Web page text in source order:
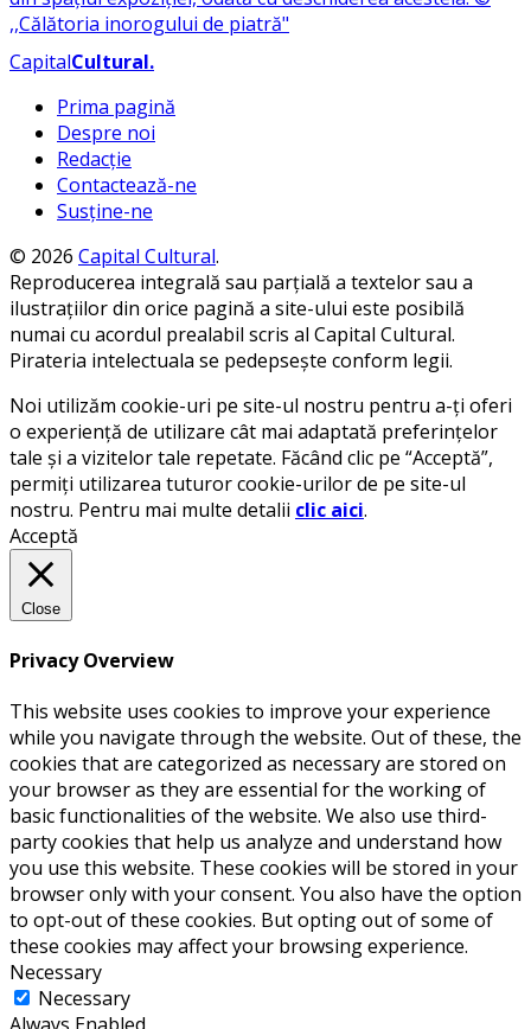
CapitalCultural.
Prima pagină
Despre noi
Redacție
Contactează-ne
Susține-ne
© 2026 Capital Cultural.
Reproducerea integrală sau parțială a textelor sau a
ilustrațiilor din orice pagină a site-ului este posibilă
numai cu acordul prealabil scris al Capital Cultural.
Pirateria intelectuala se pedepsește conform legii.
Noi utilizăm cookie-uri pe site-ul nostru pentru a-ți oferi
o experiență de utilizare cât mai adaptată preferințelor
tale și a vizitelor tale repetate. Făcând clic pe “Acceptă”,
permiți utilizarea tuturor cookie-urilor de pe site-ul
nostru. Pentru mai multe detalii clic aici.
Acceptă
Close
Privacy Overview
This website uses cookies to improve your experience
while you navigate through the website. Out of these, the
cookies that are categorized as necessary are stored on
your browser as they are essential for the working of
basic functionalities of the website. We also use third-
party cookies that help us analyze and understand how
you use this website. These cookies will be stored in your
browser only with your consent. You also have the option
to opt-out of these cookies. But opting out of some of
these cookies may affect your browsing experience.
Necessary
Necessary